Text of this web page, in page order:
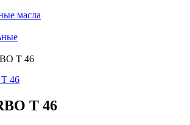
масла
T 46
T 46